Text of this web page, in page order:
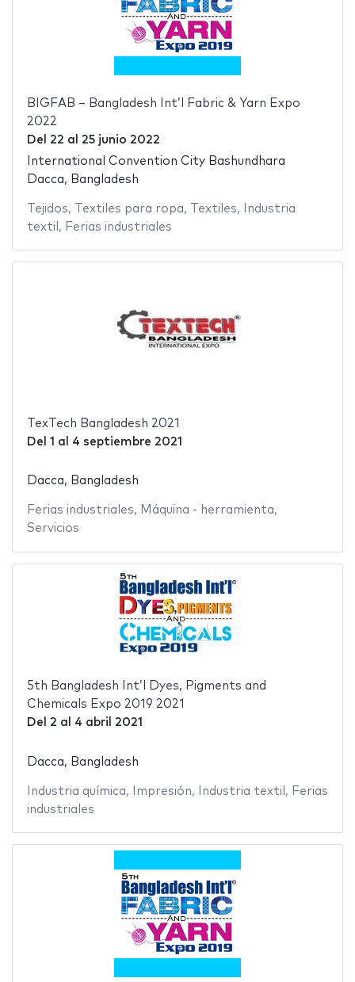
BIGFAB – Bangladesh Int’l Fabric & Yarn Expo
2022
Del 22 al 25 junio 2022
International Convention City Bashundhara
Dacca, Bangladesh
Tejidos, Textiles para ropa, Textiles,
Industria
textil , Ferias industriales
TexTech Bangladesh 2021
Del 1 al 4 septiembre 2021
Dacca, Bangladesh
Ferias industriales, Máquina - herramienta,
Servicios
5th Bangladesh Int’l Dyes, Pigments and
Chemicals Expo 2019 2021
Del 2 al 4 abril 2021
Dacca, Bangladesh
Industria química, Impresión, Industria textil , Ferias
industriales